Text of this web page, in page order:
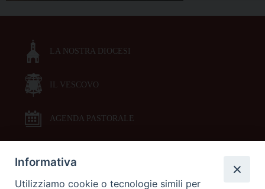
LA NOSTRA DIOCESI
IL VESCOVO
AGENDA PASTORALE
DOCUMENTI PASTORALI
Informativa
Utilizziamo cookie o tecnologie simili per